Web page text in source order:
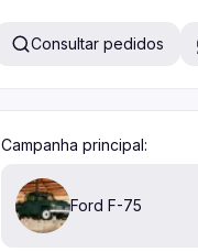
Consultar pedidos
Campanha principal:
Ford F-75